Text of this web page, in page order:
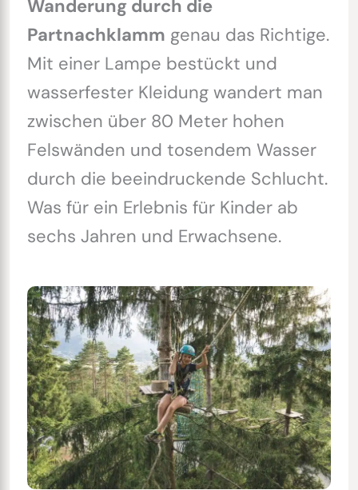
Wanderung durch die
Partnachklamm genau das Richtige.
Mit einer Lampe bestückt und
wasserfester Kleidung wandert man
zwischen über 80 Meter hohen
Felswänden und tosendem Wasser
durch die beeindruckende Schlucht.
Was für ein Erlebnis für Kinder ab
sechs Jahren und Erwachsene.